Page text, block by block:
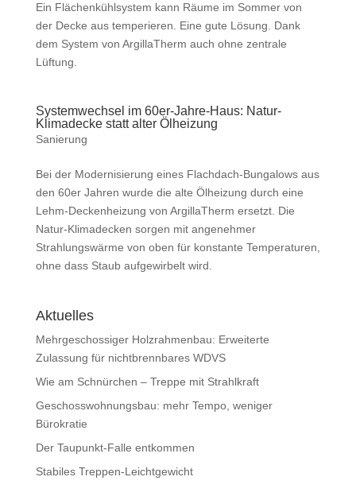
Ein Flächenkühlsystem kann Räume im Sommer von
der Decke aus temperieren. Eine gute Lösung. Dank
dem System von ArgillaTherm auch ohne zentrale
Lüftung.
Systemwechsel im 60er-Jahre-Haus: Natur-
Klimadecke statt alter Ölheizung
Sanierung
Bei der Modernisierung eines Flachdach-Bungalows aus
den 60er Jahren wurde die alte Ölheizung durch eine
Lehm-Deckenheizung von ArgillaTherm ersetzt. Die
Natur-Klimadecken sorgen mit angenehmer
Strahlungswärme von oben für konstante Temperaturen,
ohne dass Staub aufgewirbelt wird.
Aktuelles
Mehrgeschossiger Holzrahmenbau: Erweiterte
Zulassung für nichtbrennbares WDVS
Wie am Schnürchen – Treppe mit Strahlkraft
Geschosswohnungsbau: mehr Tempo, weniger
Bürokratie
Der Taupunkt-Falle entkommen
Stabiles Treppen-Leichtgewicht